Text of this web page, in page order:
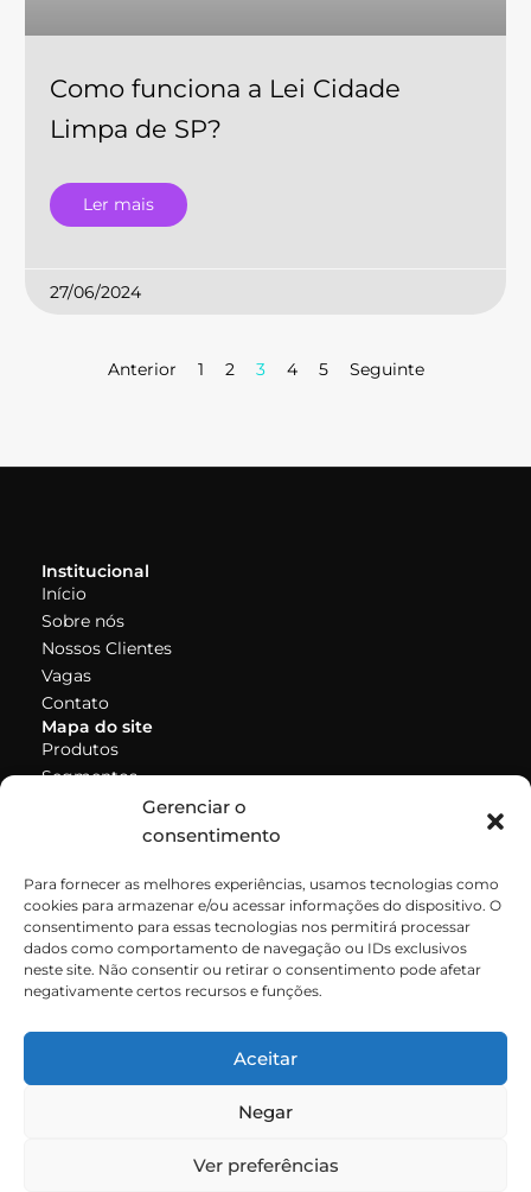
Gerenciar o
consentimento
Para fornecer as melhores experiências, usamos tecnologias como
cookies para armazenar e/ou acessar informações do dispositivo. O
consentimento para essas tecnologias nos permitirá processar
dados como comportamento de navegação ou IDs exclusivos
neste site. Não consentir ou retirar o consentimento pode afetar
negativamente certos recursos e funções.
Aceitar
Negar
Ver preferências
Como funciona a Lei Cidade
Limpa de SP?
Ler mais
27/06/2024
Anterior 1 2 3 4 5 Seguinte
Institucional
Início
Sobre nós
Nossos Clientes
Vagas
Contato
Mapa do site
Produtos
Segmentos
Varejo
Produção Virtual
LAB
Contato:
R. Ferreira de Oliveira 40, Alto do Pari, São Paulo - SP
03022-030
Telefone fixo: